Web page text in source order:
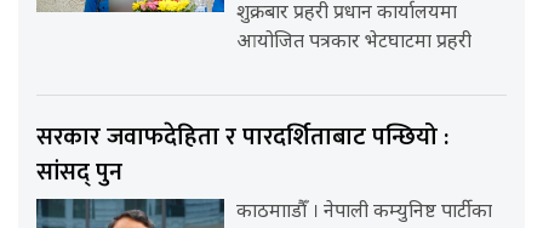
शुक्रबार प्रहरी प्रधान कार्यालयमा
आयोजित पत्रकार भेटघाटमा प्रहरी
सरकार जवाफदेहिता र पारदर्शिताबाट पन्छियो :
सांसद् पुन
काठमााडौँ । नेपाली कम्युनिष्ट पार्टीका